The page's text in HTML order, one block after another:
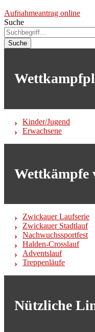
Aufnahmeantrag online
Suche
Suche
Kinder/Jugend
Erwachsene
Wettkämpfe
Zwickauer Laufserie
Zwickauer Stadtlauf
Nachwuchssportfest
Halden-Crosslauf
Adventslauf
Treppenläufe
Nützliche